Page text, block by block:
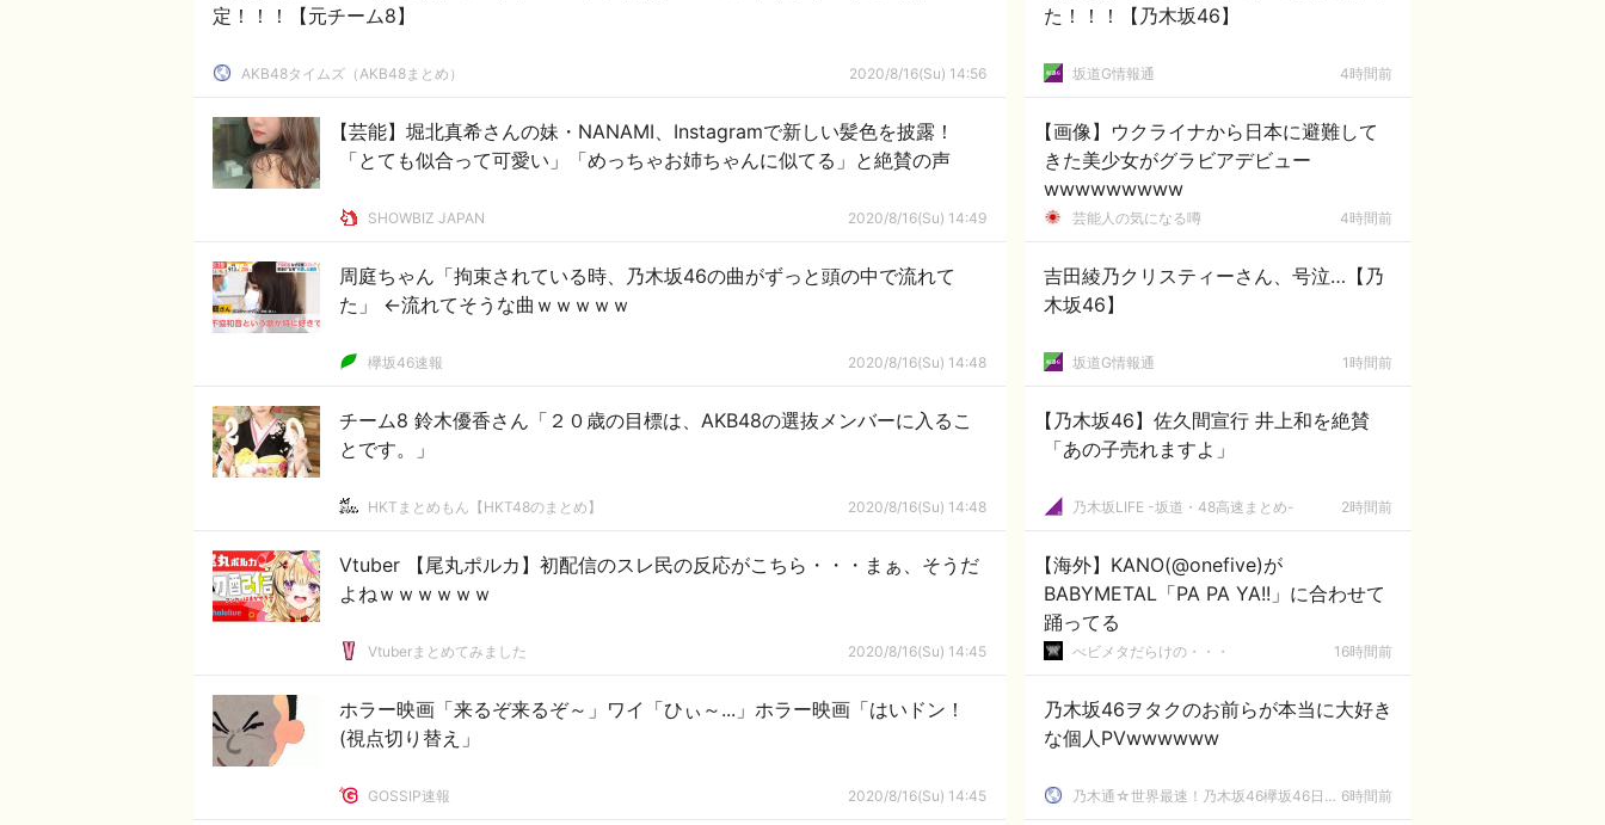
定！！！【元チーム8】
AKB48タイムズ（AKB48まとめ） 2020/8/16(Su) 14:56
【芸能】堀北真希さんの妹・NANAMI、Instagramで新しい髪色を披露！
「とても似合って可愛い」「めっちゃお姉ちゃんに似てる」と絶賛の声
SHOWBIZ JAPAN 2020/8/16(Su) 14:49
周庭ちゃん「拘束されている時、乃木坂46の曲がずっと頭の中で流れて
た」 ←流れてそうな曲ｗｗｗｗｗ
欅坂46速報 2020/8/16(Su) 14:48
チーム8 鈴木優香さん「２０歳の目標は、AKB48の選抜メンバーに入るこ
とです。」
HKTまとめもん【HKT48のまとめ】 2020/8/16(Su) 14:48
Vtuber 【尾丸ポルカ】初配信のスレ民の反応がこちら・・・まぁ、そうだ
よねｗｗｗｗｗｗ
Vtuberまとめてみました 2020/8/16(Su) 14:45
ホラー映画「来るぞ来るぞ～」ワイ「ひぃ～...」ホラー映画「はいドン！
(視点切り替え」
GOSSIP速報 2020/8/16(Su) 14:45
た！！！【乃木坂46】
坂道G情報通 4時間前
【画像】ウクライナから日本に避難して
きた美少女がグラビアデビュー
wwwwwwwww
芸能人の気になる噂 4時間前
吉田綾乃クリスティーさん、号泣…【乃
木坂46】
坂道G情報通 1時間前
【乃木坂46】佐久間宣行 井上和を絶賛
「あの子売れますよ」
乃木坂LIFE -坂道・48高速まとめ- 2時間前
【海外】KANO(@onefive)が
BABYMETAL「PA PA YA!!」に合わせて
踊ってる
べビメタだらけの・・・ 16時間前
乃木坂46ヲタクのお前らが本当に大好き
な個人PVwwwwww
乃木通☆世界最速！乃木坂46欅坂46日向坂46速報まとめ 6時間前